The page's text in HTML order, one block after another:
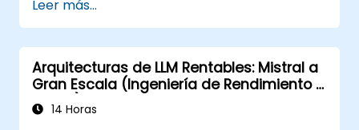
Leer más...
Arquitecturas de LLM Rentables: Mistral a
Gran Escala (Ingeniería de Rendimiento y
Costo)14 Horas